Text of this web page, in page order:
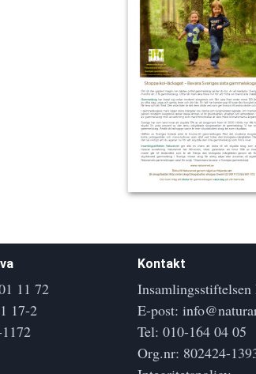
11 72
17-2
Kontakt
Insamlingsstiftelsen
E-post:
Tel: 010-164 04 05
Org.nr: 802424-